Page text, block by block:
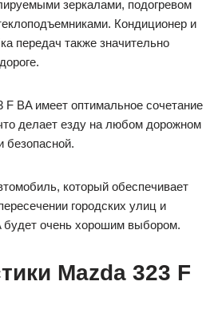
зеркалами, подогревом
Кондиционер и
передач также значительно
BA имеет оптимальное сочетание
делает езду на любом дорожном
безопасной.
который обеспечивает
городских улиц и
будет очень хорошим выбором.
Mazda 323 F